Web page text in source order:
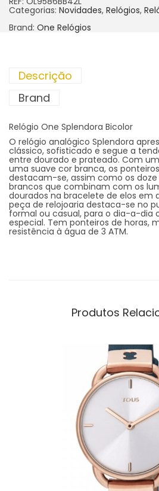
Categorias: Novidades, Relógios,
Brand: One Relógios
Descrição
Brand
Relógio One Splendora Bicolor
O relógio analógico Splendora
clássico, sofisticado e segue a
entre dourado e prateado. Com
uma suave cor branca, os
destacam-se, assim como os
brancos que combinam com os
dourados na bracelete de elos em
peça de relojoaria destaca-se no
formal ou casual, para o dia-a-dia
especial. Tem ponteiros de horas,
resistência à água de 3 ATM.
Produtos